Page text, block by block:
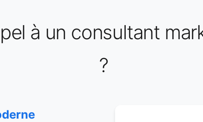
à un consultant
?